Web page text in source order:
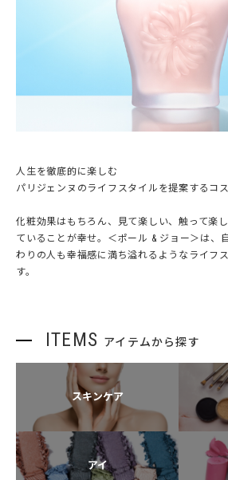
⼈⽣を徹底的に楽しむ
パリジェンヌのライフスタイルを提案するコ
化粧効果はもちろん、⾒て楽しい、触って楽
ていることが幸せ。＜ポール & ジョー＞は、
わりの⼈も幸福感に満ち溢れるようなライフ
す。
ITEMS アイテムから探す
スキンケア
アイ